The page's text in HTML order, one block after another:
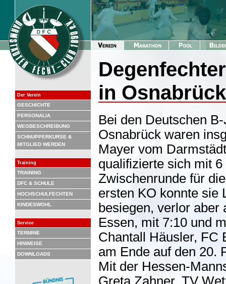
Der Verein
GESCHICHTE
PERSONALIA
WEGBESCHREIBUNG
SCHNUPPERKURSE &
MITGLIED WERDEN
Training
TRAINING
DFC & SCHULE
HOCHSCHULFECHTEN
KINDESWOHL
Service
TERMINE
HINWEISE
DOWNLOADS
in Osnabrück
Bei den Deutschen
Osnabrück waren
Mayer vom
qualifizierte sich mit
Zwischenrunde für
ersten KO konnte sie
besiegen, verlor
Essen, mit 7:10 und
Chantall Häusler, FC
am Ende auf den 20.
Mit der Hessen-
Greta Zahner, TV